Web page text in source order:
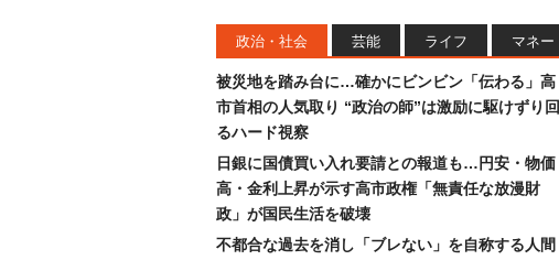
政治・社会 芸能 ライフ マネー
被災地を踏み台に…確かにビンビン「伝わる」高
市首相の人気取り “政治の師”は激励に駆けずり回
るハード視察
日銀に国債買い入れ要請との報道も…円安・物価
高・金利上昇が示す高市政権「無責任な放漫財
政」が国民生活を破壊
不都合な過去を消し「ブレない」を自称する人間